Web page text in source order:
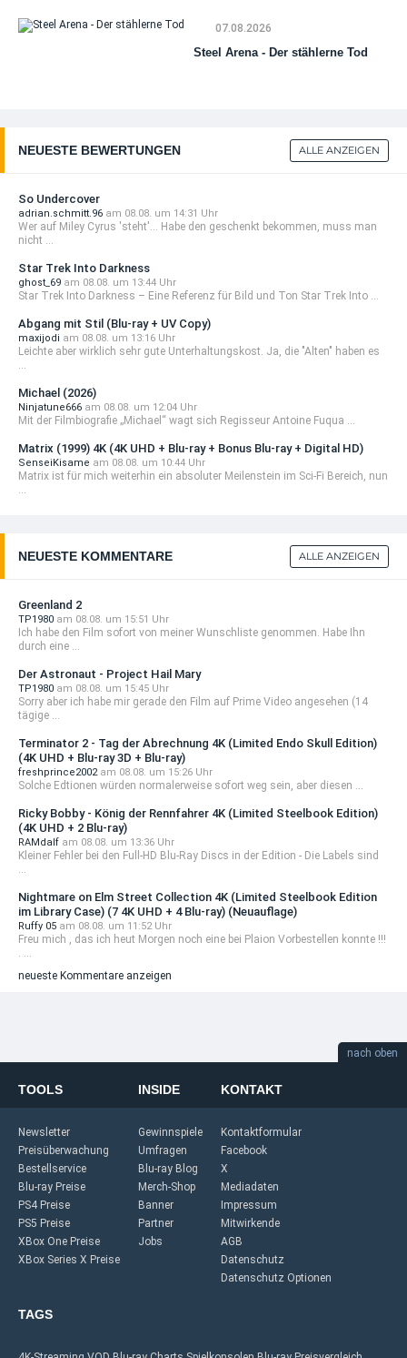
07.08.2026
Steel Arena - Der stählerne Tod
NEUESTE BEWERTUNGEN ALLE ANZEIGEN
So Undercover
adrian.schmitt.96 am 08.08. um 14:31 Uhr
Wer auf Miley Cyrus 'steht'... Habe den geschenkt bekommen, muss man
nicht ...
Star Trek Into Darkness
ghost_69 am 08.08. um 13:44 Uhr
Star Trek Into Darkness – Eine Referenz für Bild und Ton Star Trek Into ...
Abgang mit Stil (Blu-ray + UV Copy)
maxijodi am 08.08. um 13:16 Uhr
Leichte aber wirklich sehr gute Unterhaltungskost. Ja, die "Alten" haben es
...
Michael (2026)
Ninjatune666 am 08.08. um 12:04 Uhr
Mit der Filmbiografie „Michael“ wagt sich Regisseur Antoine Fuqua ...
Matrix (1999) 4K (4K UHD + Blu-ray + Bonus Blu-ray + Digital HD)
SenseiKisame am 08.08. um 10:44 Uhr
Matrix ist für mich weiterhin ein absoluter Meilenstein im Sci-Fi Bereich, nun
...
NEUESTE KOMMENTARE ALLE ANZEIGEN
Greenland 2
TP1980 am 08.08. um 15:51 Uhr
Ich habe den Film sofort von meiner Wunschliste genommen. Habe Ihn
durch eine ...
Der Astronaut - Project Hail Mary
TP1980 am 08.08. um 15:45 Uhr
Sorry aber ich habe mir gerade den Film auf Prime Video angesehen (14
tägige ...
Terminator 2 - Tag der Abrechnung 4K (Limited Endo Skull Edition)
(4K UHD + Blu-ray 3D + Blu-ray)
freshprince2002 am 08.08. um 15:26 Uhr
Solche Edtionen würden normalerweise sofort weg sein, aber diesen ...
Ricky Bobby - König der Rennfahrer 4K (Limited Steelbook Edition)
(4K UHD + 2 Blu-ray)
RAMdalf am 08.08. um 13:36 Uhr
Kleiner Fehler bei den Full-HD Blu-Ray Discs in der Edition - Die Labels sind
...
Nightmare on Elm Street Collection 4K (Limited Steelbook Edition
im Library Case) (7 4K UHD + 4 Blu-ray) (Neuauflage)
Ruffy 05 am 08.08. um 11:52 Uhr
Freu mich , das ich heut Morgen noch eine bei Plaion Vorbestellen konnte !!!
. ...
neueste Kommentare anzeigen
nach oben
TOOLS
Newsletter
Preisüberwachung
Bestellservice
Blu-ray Preise
PS4 Preise
PS5 Preise
XBox One Preise
XBox Series X Preise
INSIDE
Gewinnspiele
Umfragen
Blu-ray Blog
Merch-Shop
Banner
Partner
Jobs
KONTAKT
Kontaktformular
Facebook
X
Mediadaten
Impressum
Mitwirkende
AGB
Datenschutz
Datenschutz Optionen
TAGS